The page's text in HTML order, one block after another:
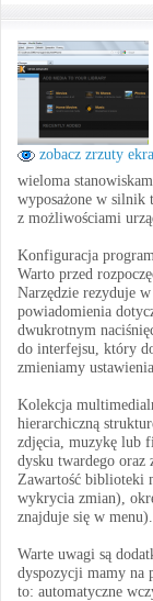
zobacz zrzuty
wieloma
wyposażone w silnik
z możliwościami
Konfiguracja
Warto przed
Narzędzie rezyduje
powiadomienia
dwukrotnym
do interfejsu, który
zmieniamy
Kolekcja
hierarchiczną
zdjęcia, muzykę lub
dysku twardego oraz
Zawartość biblioteki
wykrycia zmian),
znajduje się w menu).
Warte uwagi są
dyspozycji mamy na
to: automatyczne